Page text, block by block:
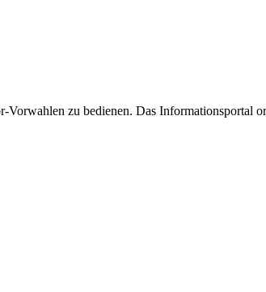
zu bedienen. Das Informationsportal